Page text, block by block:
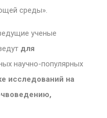
среды».
ученые
для
научно-популярных
исследований на